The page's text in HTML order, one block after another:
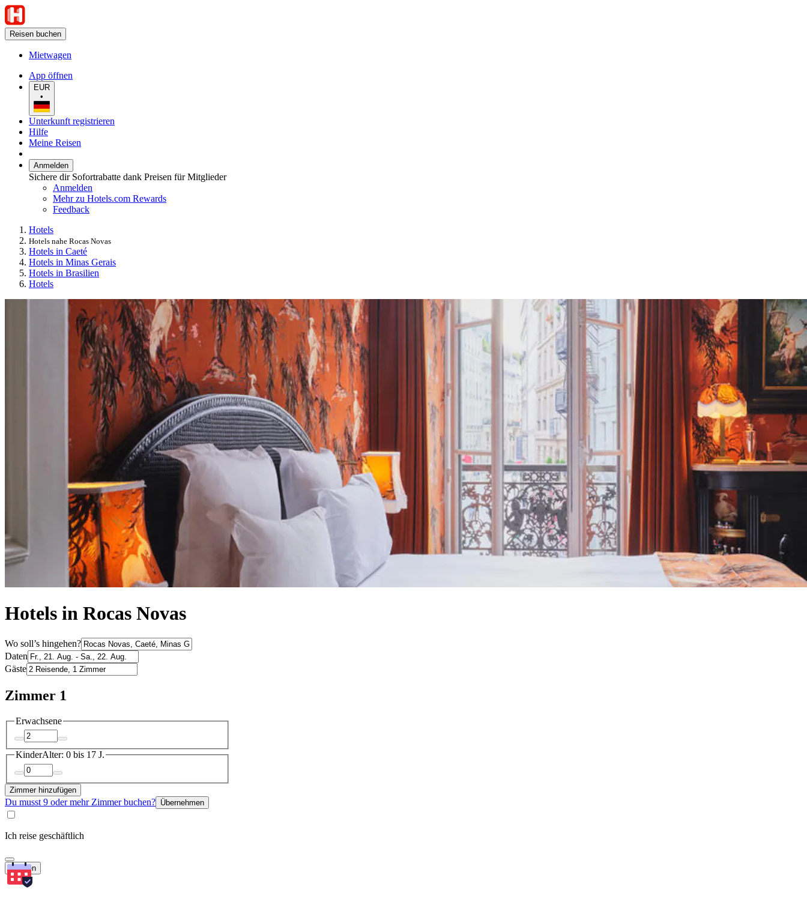
Reisen buchen
Mietwagen
App öffnen
EUR
•
Unterkunft registrieren
Hilfe
Meine Reisen
Anmelden
Sichere dir Sofortrabatte dank Preisen für Mitglieder
Anmelden
Mehr zu Hotels.com Rewards
Feedback
Hotels
Hotels nahe Rocas Novas
Hotels in Caeté
Hotels in Minas Gerais
Hotels in Brasilien
Hotels
Hotels in Rocas Novas
Wo soll’s hingehen?
Daten
Gäste
Zimmer 1
Erwachsene
KinderAlter: 0 bis 17 J.
Zimmer hinzufügen
Du musst 9 oder mehr Zimmer buchen? Übernehmen
Ich reise geschäftlich
Suchen